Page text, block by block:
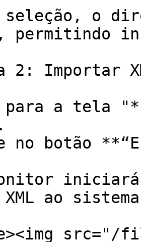
seleção, o
permitindo
2: Importar
a tela
no botão
ao